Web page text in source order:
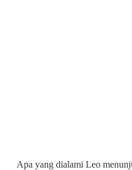
Apa yang dialami Leo